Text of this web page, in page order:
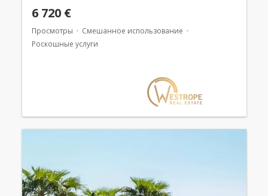
6 720 €
Просмотры
Смешанное использование
Роскошные услуги